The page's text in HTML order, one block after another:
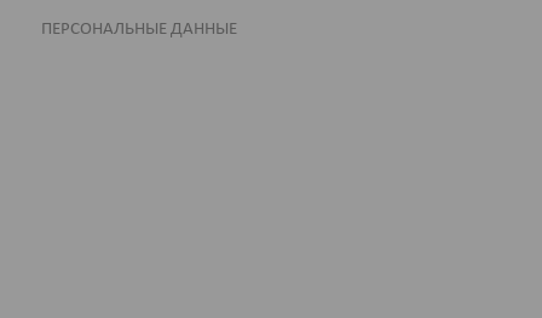
ПЕРСОНАЛЬНЫЕ ДАННЫЕ